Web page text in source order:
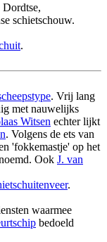
Dordtse,
schietschouw.
.
. Vrij lang
met nauwelijks
Witsen echter lijkt
. Volgens de ets van
'fokkemastje' op het
Ook J. van
.
waarmee
bedoeld